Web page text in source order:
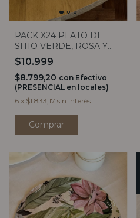
PACK X24 PLATO DE
SITIO VERDE, ROSA Y
CELESTE
$10.999
$8.799,20 con Efectivo
(PRESENCIAL en locales)
6 x $1.833,17 sin interés